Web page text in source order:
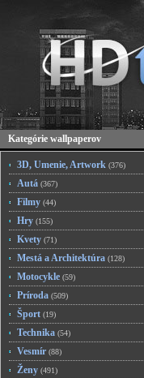
Kategórie wallpaperov
3D, Umenie, Artwork (376)
Autá (367)
Filmy (44)
Hry (155)
Kvety (71)
Mestá a Architektúra (128)
Motocykle (59)
Príroda (509)
Šport (19)
Technika (54)
Vesmír (88)
Ženy (491)